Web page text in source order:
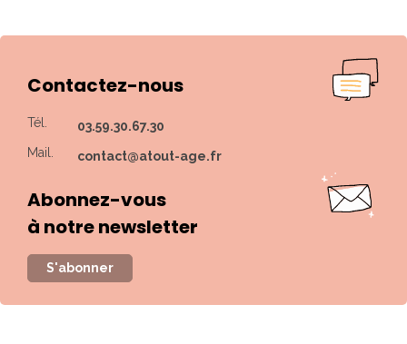
Contactez-nous
Tél.
03.59.30.67.30
Mail.
contact@atout-age.fr
Abonnez-vous
à notre newsletter
S'abonner